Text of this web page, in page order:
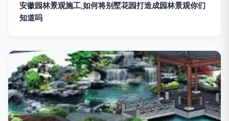
安徽园林景观施工,如何将别墅花园打造成园林景观你们
知道吗